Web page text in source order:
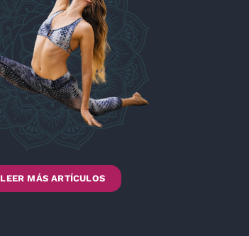
LEER MÁS ARTÍCULOS